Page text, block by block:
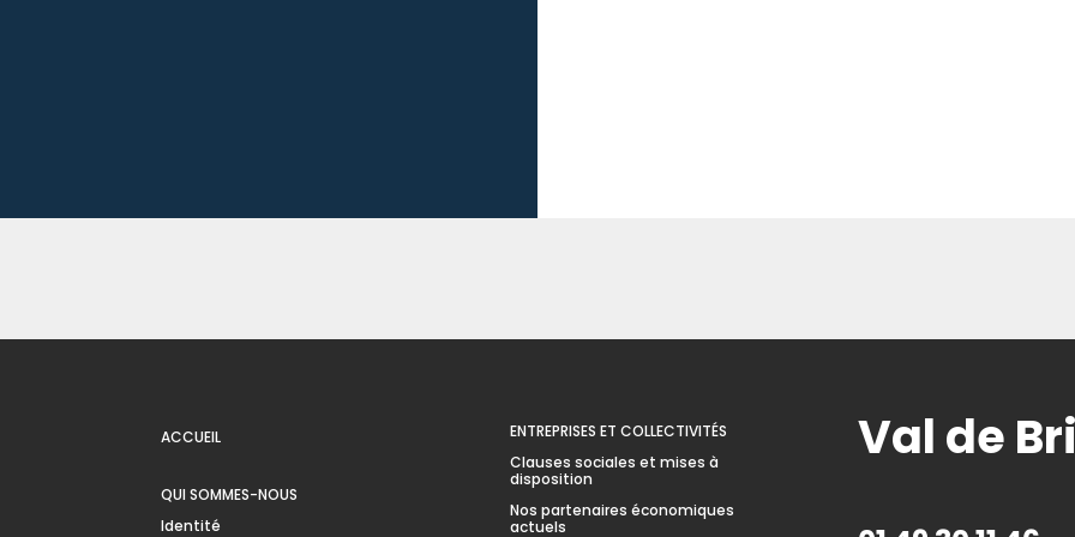
ACCUEIL
QUI SOMMES-NOUS
Identité
ENTREPRISES ET COLLECTIVITÉS
Clauses sociales et mises à
disposition
Nos partenaires économiques
actuels
Val de